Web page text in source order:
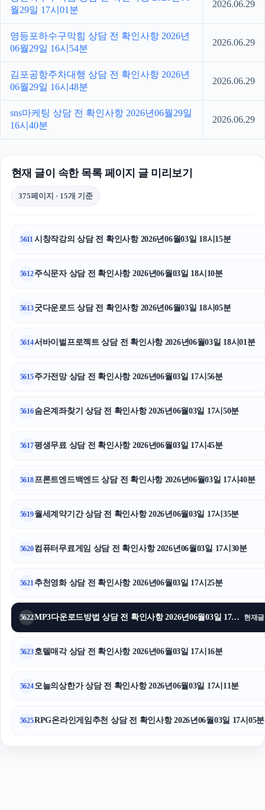
월29일 17시01분
2026.06.29
영등포하수구막힘 상담 전 확인사항 2026년
06월29일 16시54분
2026.06.29
김포공항주차대행 상담 전 확인사항 2026년
06월29일 16시48분
2026.06.29
sns마케팅 상담 전 확인사항 2026년06월29일
16시40분
2026.06.29
현재 글이 속한 목록 페이지 글 미리보기
375페이지 · 15개 기준
5611 시창작강의 상담 전 확인사항 2026년06월03일 18시15분
5612주식문자 상담 전 확인사항 2026년06월03일 18시10분
5613굿다운로드 상담 전 확인사항 2026년06월03일 18시05분
5614서바이벌프로젝트 상담 전 확인사항 2026년06월03일 18시01분
5615주가전망 상담 전 확인사항 2026년06월03일 17시56분
5616숨은계좌찾기 상담 전 확인사항 2026년06월03일 17시50분
5617평생무료 상담 전 확인사항 2026년06월03일 17시45분
5618프론트엔드백엔드 상담 전 확인사항 2026년06월03일 17시40분
5619월세계약기간 상담 전 확인사항 2026년06월03일 17시35분
5620컴퓨터무료게임 상담 전 확인사항 2026년06월03일 17시30분
5621 추천영화 상담 전 확인사항 2026년06월03일 17시25분
5622 MP3다운로드방법 상담 전 확인사항 2026년06월03일 17시20분 현재글
5623호텔매각 상담 전 확인사항 2026년06월03일 17시16분
5624오늘의상한가 상담 전 확인사항 2026년06월03일 17시11분
5625RPG온라인게임추천 상담 전 확인사항 2026년06월03일 17시05분